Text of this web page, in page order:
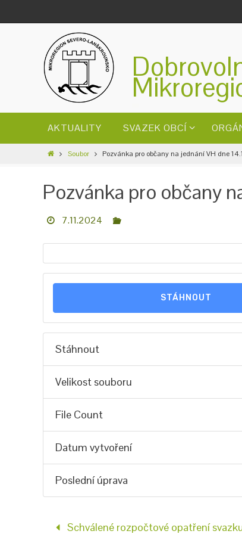
AKTUALITY SVAZEK OBCÍ
Soubor Pozvánka pro občany na jednání VH dne
Pozvánka pro občany
7.11.2024
STÁHNOUT
Stáhnout
Velikost souboru
File Count
Datum vytvoření
Poslední úprava
Schválené rozpočtové opatření